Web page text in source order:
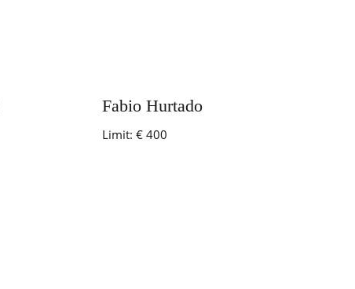
Fabio Hurtado
Limit: € 400